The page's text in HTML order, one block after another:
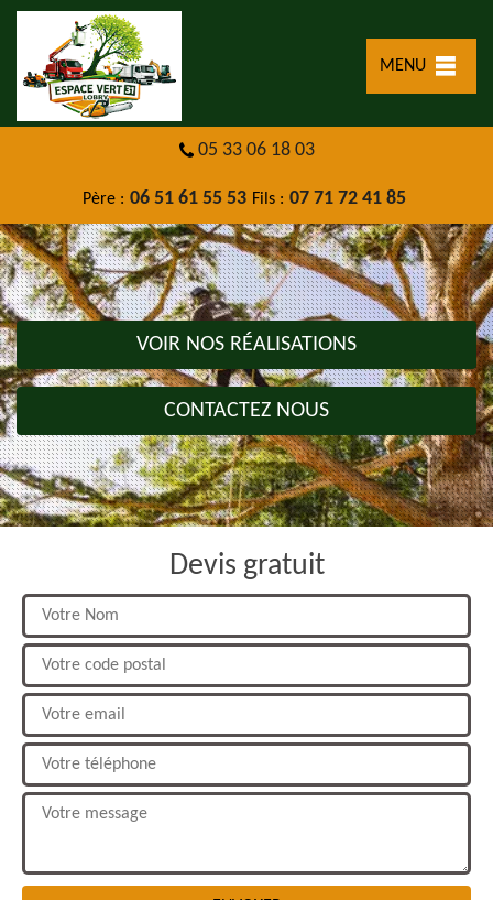
MENU
05 33 06 18 03
Père : 06 51 61 55 53 Fils : 07 71 72 41 85
VOIR NOS RÉALISATIONS
CONTACTEZ NOUS
Devis gratuit